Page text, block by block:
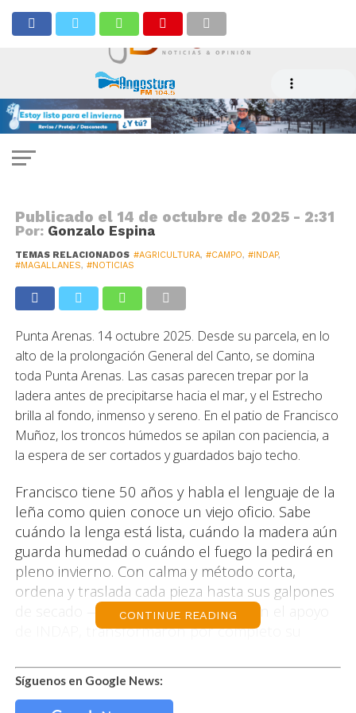
Agricultor de Punta Arenas aporta
calor al invierno a través de un
manejo responsable de la leña
Publicado el 14 de octubre de 2025 - 2:31
Por: Gonzalo Espina
TEMAS RELACIONADOS #AGRICULTURA, #CAMPO, #INDAP,
#MAGALLANES, #NOTICIAS
Punta Arenas. 14 octubre 2025. Desde su parcela, en lo
alto de la prolongación General del Canto, se domina
toda Punta Arenas. Las casas parecen trepar por la
ladera antes de precipitarse hacia el mar, y el Estrecho
brilla al fondo, inmenso y sereno. En el patio de Francisco
Muñoz, los troncos húmedos se apilan con paciencia, a
la espera de ser cortados y guardados bajo techo.
Francisco tiene 50 años y habla el lenguaje de la
leña como quien conoce un viejo oficio. Sabe
cuándo la lenga está lista, cuándo la madera aún
guarda humedad o cuándo el fuego la pedirá en
pleno invierno. Con calma y método corta,
ordena y traslada cada pieza hasta sus galpones
de secado —dos estructuras que, con el apoyo
de INDAP, transformaron por completo su
protegida de la lluvia y la nieve hasta alcanzar el
nivel ideal de humedad —menos del 30%, aclara
CONTINUE READING
Síguenos en Google News: